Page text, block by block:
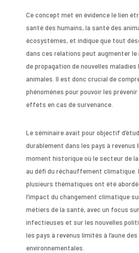
Ce concept met en évidence le lien
santé des humains, la santé des
écosystèmes, et indique que tout
dans ces relations peut augmenter le
de propagation de nouvelles
animales. Il est donc crucial de
phénomènes pour pouvoir les
effets en cas de survenance.
Le séminaire avait pour objectif
durablement dans les pays à revenus
moment historique où le secteur de
au défi du réchauffement climatique.
plusieurs thématiques ont été
l’impact du changement climatique
métiers de la santé, avec un focus
infectieuses et sur les nouvelles
les pays à revenus limités à l’aune
environnementales.